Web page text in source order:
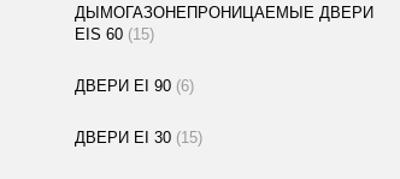
ДЫМОГАЗОНЕПРОНИЦАЕМЫЕ ДВЕРИ
EIS 60 (15)
ДВЕРИ EI 90 (6)
ДВЕРИ EI 30 (15)